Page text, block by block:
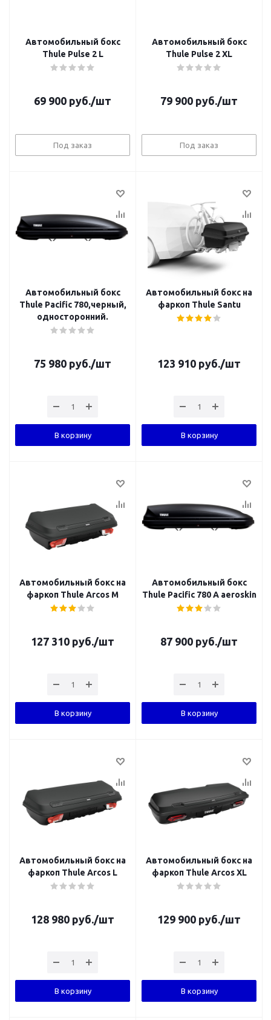
Автомобильный бокс
Thule Pulse 2 L
69 900 руб./шт
Под заказ
Автомобильный бокс
Thule Pulse 2 XL
79 900 руб./шт
Под заказ
Автомобильный бокс
Thule Pacific 780,черный,
односторонний.
75 980 руб./шт
В корзину
Автомобильный бокс на
фаркоп Thule Santu
123 910 руб./шт
В корзину
Автомобильный бокс на
фаркоп Thule Arcos M
127 310 руб./шт
В корзину
Автомобильный бокс
Thule Pacific 780 A aeroskin
87 900 руб./шт
В корзину
Автомобильный бокс на
фаркоп Thule Arcos L
128 980 руб./шт
В корзину
Автомобильный бокс на
фаркоп Thule Arcos XL
129 900 руб./шт
В корзину